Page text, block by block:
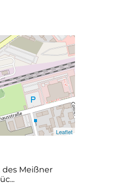
Leaflet
Meißner